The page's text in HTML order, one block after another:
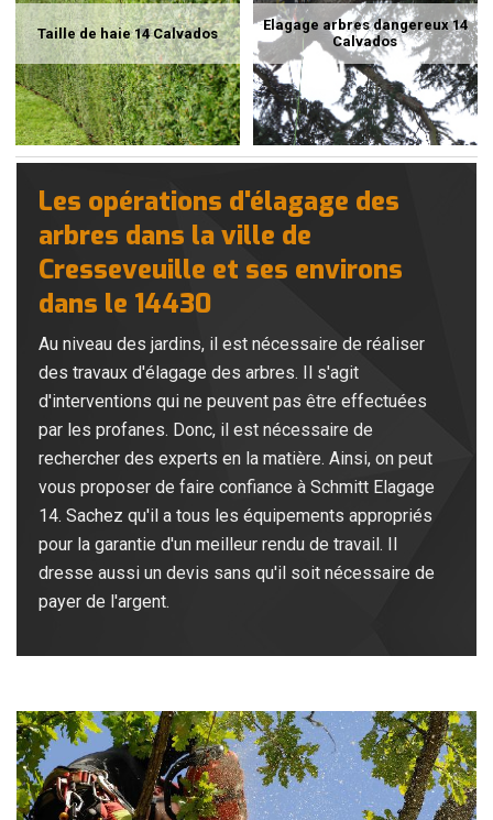
Taille de haie 14 Calvados
Elagage arbres dangereux 14
Calvados
Les opérations d'élagage des
arbres dans la ville de
Cresseveuille et ses environs
dans le 14430
Au niveau des jardins, il est nécessaire de réaliser
des travaux d'élagage des arbres. Il s'agit
d'interventions qui ne peuvent pas être effectuées
par les profanes. Donc, il est nécessaire de
rechercher des experts en la matière. Ainsi, on peut
vous proposer de faire confiance à Schmitt Elagage
14. Sachez qu'il a tous les équipements appropriés
pour la garantie d'un meilleur rendu de travail. Il
dresse aussi un devis sans qu'il soit nécessaire de
payer de l'argent.